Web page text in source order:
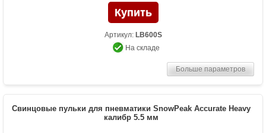
Артикул: LB600S
На складе
Больше параметров
Свинцовые пульки для пневматики SnowPeak Accurate Heavy
калибр 5.5 мм